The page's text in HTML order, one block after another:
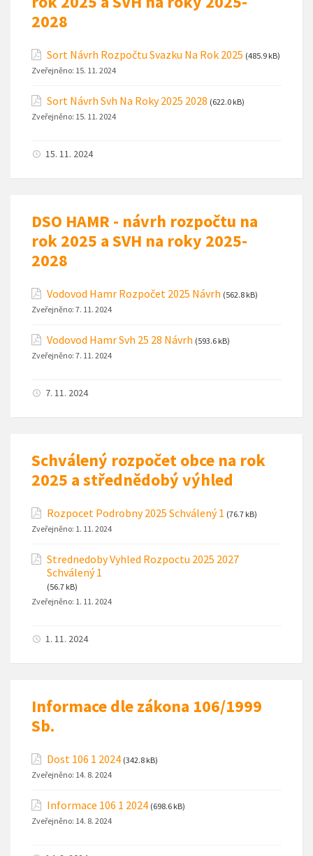
2028
Sort Návrh Rozpočtu Svazku Na Rok 2025 (485.9 kB)
Zveřejněno: 15. 11. 2024
Sort Návrh Svh Na Roky 2025 2028 (622.0 kB)
Zveřejněno: 15. 11. 2024
15. 11. 2024
DSO HAMR - návrh rozpočtu na
rok 2025 a SVH na roky 2025-
2028
Vodovod Hamr Rozpočet 2025 Návrh (562.8 kB)
Zveřejněno: 7. 11. 2024
Vodovod Hamr Svh 25 28 Návrh (593.6 kB)
Zveřejněno: 7. 11. 2024
7. 11. 2024
Schválený rozpočet obce na rok
2025 a střednědobý výhled
Rozpocet Podrobny 2025 Schválený 1 (76.7 kB)
Zveřejněno: 1. 11. 2024
Strednedoby Vyhled Rozpoctu 2025 2027
Schválený 1
(56.7 kB)
Zveřejněno: 1. 11. 2024
1. 11. 2024
Informace dle zákona 106/1999
Sb.
Dost 106 1 2024 (342.8 kB)
Zveřejněno: 14. 8. 2024
Informace 106 1 2024 (698.6 kB)
Zveřejněno: 14. 8. 2024